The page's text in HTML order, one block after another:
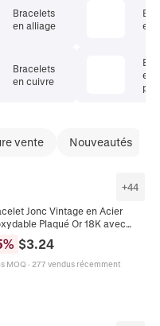
Bracelets
en alliage
Bracelets
en cuivre
en
en
vente Nouveautés
+44
Jonc Vintage en Acier
Plaqué Or 18K avec
pour Femme Bracelet
avec Motif Floral Peint
% $3.24
MOQ · 277 vendus récemment